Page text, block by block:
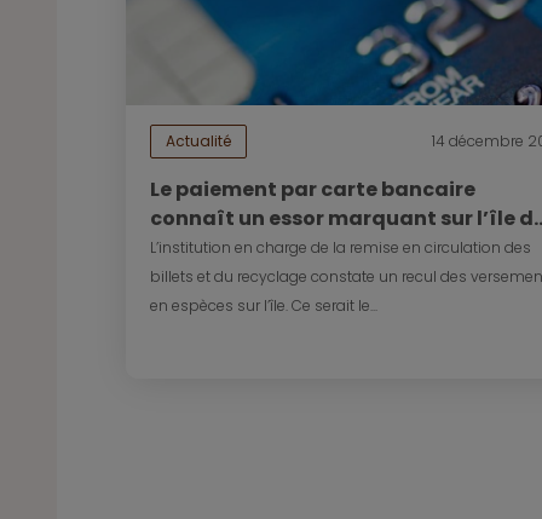
Actualité 14 décembre
Le paiement par carte bancaire
connaît un essor marquant sur l’île
La Réunion
L’institution en charge de la remise en circulation des
billets et du recyclage constate un recul des
en espèces sur l’île. Ce serait le...